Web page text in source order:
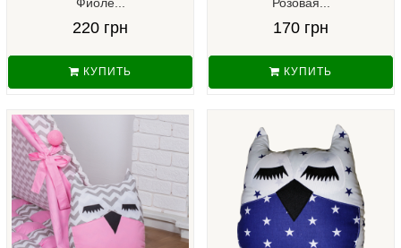
220 грн
КУПИТЬ
170 грн
КУПИТЬ